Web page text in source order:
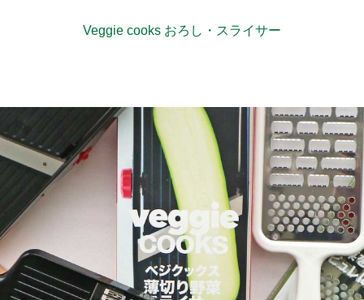
Veggie cooks おろし・スライサー